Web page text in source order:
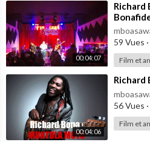
Credits:
Olaf Stötzler, manager Frankfurt
Lucia Rosu, executive producer
Robin Bös, sound-engineer
Rainer Schwarz, sound-engineer
cameras: Sven Bader, Jens
recording manager: Sabine
techn. production: Uwe Tapken
live-streaming: Jürgen Hanssum
00:04:07
⁣Richard
59 Vues ·
Film et
00:04:06
⁣Richard
56 Vues ·
Film et